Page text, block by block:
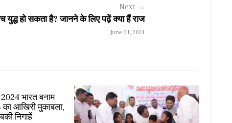
Next →
युद्ध हो सकता है? जानने के लिए पढ़ें क्या हैं राज
June 21, 2021
भारत बनाम
आखिरी मुकाबला,
निगाहें